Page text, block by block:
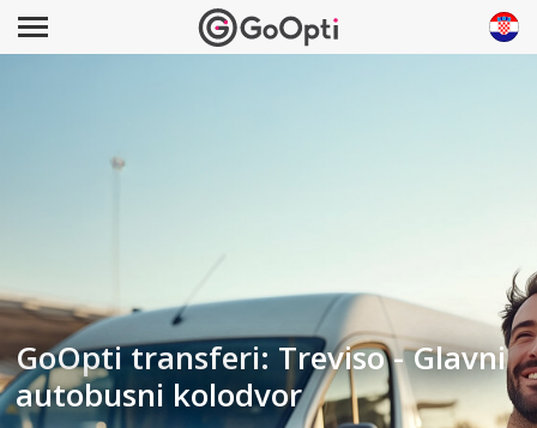
GoOpti transferi: Treviso - Glavni
autobusni kolodvor